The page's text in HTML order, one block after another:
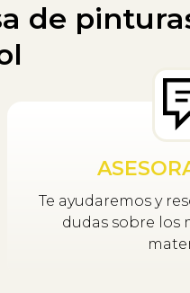
de
Te ayudaremos y
dudas sobre los